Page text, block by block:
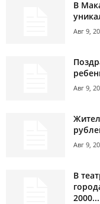
В
Авг 9,
Авг 9,
Авг 9,
В
2000...